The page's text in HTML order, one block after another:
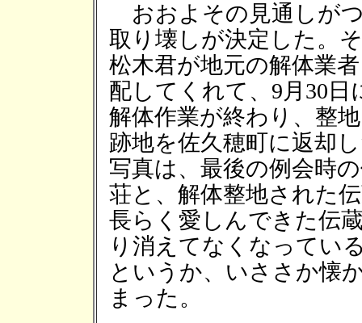
おおよその見通しが
取り壊しが決定した。
松木君が地元の解体業
配してくれて、9月30日
解体作業が終わり、整
跡地を佐久穂町に返却
写真は、最後の例会時
荘と、解体整地された
長らく愛しんできた伝
り消えてなくなってい
というか、いささか懐
まった。